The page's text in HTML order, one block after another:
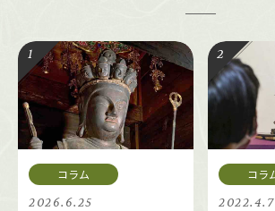
2026.6.25 2022.4.7